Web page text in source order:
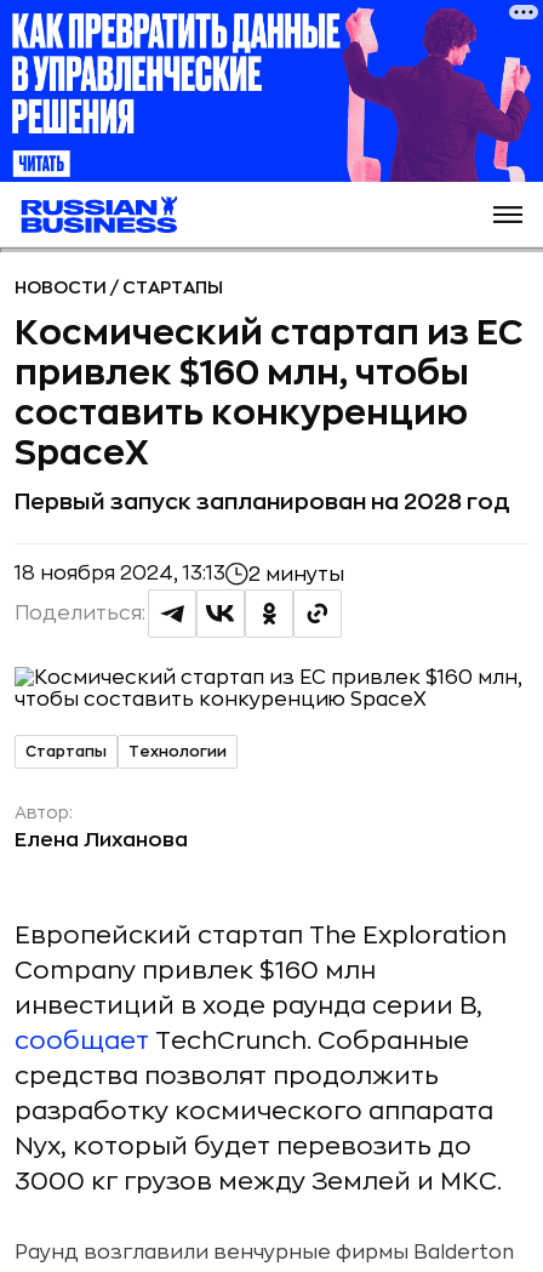
НОВОСТИ / СТАРТАПЫ
Космический стартап из ЕС
привлек $160 млн, чтобы
составить конкуренцию
SpaceX
Первый запуск запланирован на 2028 год
18 ноября 2024, 13:13 2 минуты
Поделиться:
Стартапы Технологии
Автор:
Елена Лиханова
Европейский стартап The Exploration
Company привлек $160 млн
инвестиций в ходе раунда серии B,
сообщает TechCrunch. Собранные
средства позволят продолжить
разработку космического аппарата
Nyx, который будет перевозить до
3000 кг грузов между Землей и МКС.
Раунд возглавили венчурные фирмы Balderton